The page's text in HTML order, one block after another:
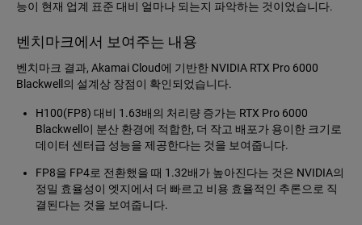
능이 현재 업계 표준 대비 얼마나 되는지 파악하는 것이었습니다.
벤치마크에서 보여주는 내용
벤치마크 결과, Akamai Cloud에 기반한 NVIDIA RTX Pro 6000
Blackwell의 설계상 장점이 확인되었습니다.
H100(FP8) 대비 1.63배의 처리량 증가는 RTX Pro 6000
Blackwell이 분산 환경에 적합한, 더 작고 배포가 용이한 크기로
데이터 센터급 성능을 제공한다는 것을 보여줍니다.
FP8을 FP4로 전환했을 때 1.32배가 높아진다는 것은 NVIDIA의
정밀 효율성이 엣지에서 더 빠르고 비용 효율적인 추론으로 직
결된다는 것을 보여줍니다.